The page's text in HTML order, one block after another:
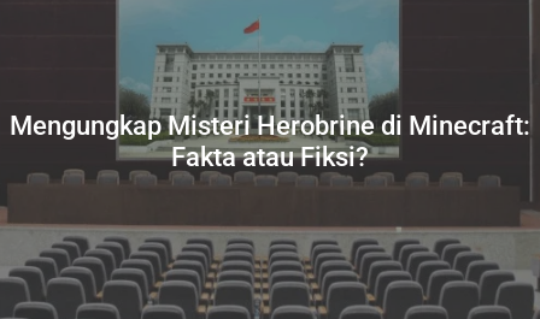
Mengungkap Misteri Herobrine di Minecraft:
Fakta atau Fiksi?